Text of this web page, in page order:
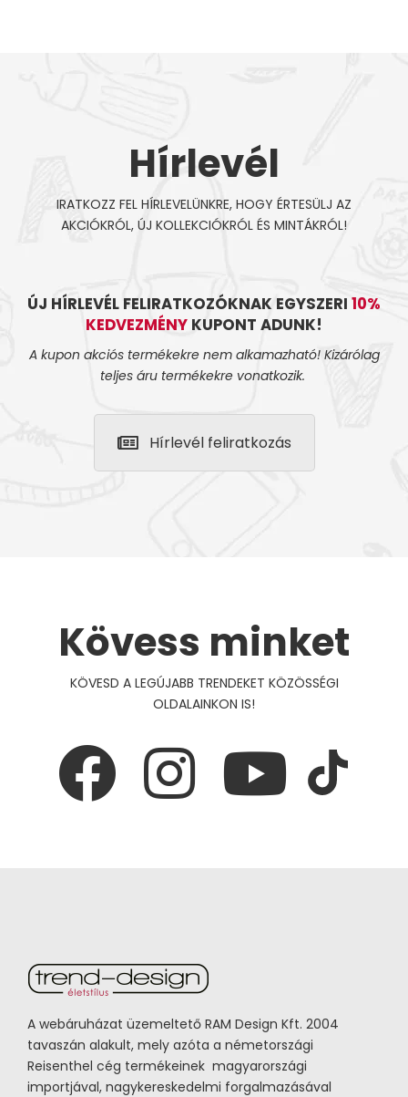
Hírlevél
IRATKOZZ FEL HÍRLEVELÜNKRE, HOGY ÉRTESÜLJ AZ
AKCIÓKRÓL, ÚJ KOLLEKCIÓKRÓL ÉS MINTÁKRÓL!
ÚJ HÍRLEVÉL FELIRATKOZÓKNAK EGYSZERI 10%
KEDVEZMÉNY KUPONT ADUNK!
A kupon akciós termékekre nem alkamazható! Kizárólag
teljes áru termékekre vonatkozik.
Hírlevél feliratkozás
Kövess minket
KÖVESD A LEGÚJABB TRENDEKET KÖZÖSSÉGI
OLDALAINKON IS!
A webáruházat üzemeltető RAM Design Kft. 2004
tavaszán alakult, mely azóta a németországi
Reisenthel cég termékeinek magyarországi
importjával, nagykereskedelmi forgalmazásával